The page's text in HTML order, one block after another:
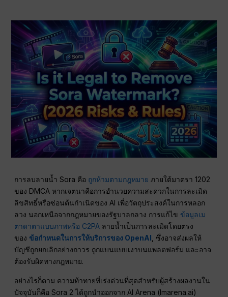
การลบลายน้ำ Sora คือ ถูกห้ามตามกฎหมายภายใต้มาตรา 1202
ของ DMCA หากเจตนาคือการอำนวยความสะดวกในการละเมิด
ลิขสิทธิ์หรือซ่อนต้นกำเนิดของ AI เพื่อวัตถุประสงค์ในการหลอก
ลวง นอกเหนือจากกฎหมายของรัฐบาลกลาง การแก้ไข ข้อมูลเม
ตาดาตาแบบภาพหรือ C2PA ลายน้ำเป็นการละเมิดโดยตรง
ของ ข้อกำหนดในการให้บริการของ OpenAI , ซึ่งอาจส่งผลให้
บัญชีถูกยกเลิกอย่างถาวร ถูกแบนแบบเงาบนแพลตฟอร์ม และอาจ
ต้องรับผิดทางกฎหมาย.
อย่างไรก็ตาม ความท้าทายที่เร่งด่วนที่สุดสำหรับผู้สร้างผลงานใน
ปัจจุบันก็คือ Sora 2 ได้ถูกนำออกจาก AI Arena (lmarena.ai)